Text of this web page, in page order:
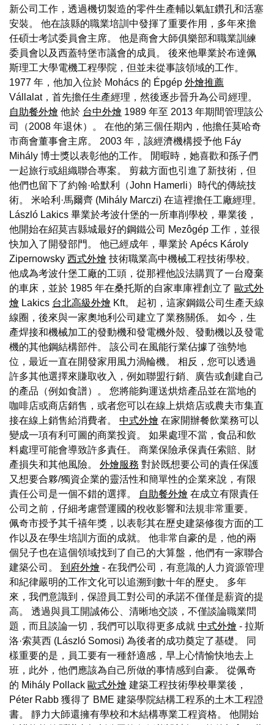
新公司工作，透過機切製造的零件生產輔以氣缸鑽孔和活塞
安裝。 他在該縣的職業培訓中發揮了重要作用，多年來擔
任碩士考試委員會主席。 他是商會大師俱樂部和職業訓練
委員會以及西蓋特堡市議會的成員。 後來他畢業於布達佩
斯理工大學電機工程學院，但並未從事該領域的工作。
1977 年，他加入位於 Mohács 的 Épgép 外燴推薦
Vállalat，首先擔任生產經理，然後逐步晉升為公司經理。
自助餐外燴 他於 台中外燴 1989 年至 2013 年期間管理該公
司（2008 年退休）。 在他的第三個任期內，他擔任莫哈奇
市商會董事會主席。 2003 年，該經濟機構授予他 Fáy
Mihály 博士獎以表彰他的工作。 閒暇時，她喜歡和孫子們
一起旅行或組織聯合專案。 剪裁方面也引進了新技術，但
他們也留下了約翰·哈默利（John Hamerli）時代的傳統技
術。 米哈利·馬爾齊 (Mihály Marczi) 在這裡擔任工廠經理。
László Lakics 畢業於考波什堡的一所車削學校，畢業後，
他開始在紹莫吉縣城最好的鋼鐵公司 Mezôgép 工作，並很
快加入了開發部門。 他已經成年，畢業於 Apécs Károly
Zipernowsky 西式外燴 技術職業高中機械工程技術學校。
他成為考波什堡工廠的工頭，從那裡他設法購買了一台廢棄
的車床，並於 1985 年在桑托斯的自家車庫裡創立了 歐式外
燴 Lakics 台北高級外燴 Kft。 起初，這家鋼鐵公司生產天線
線圈，後來與一家奧地利公司建立了業務關係。 如今，生
產焊接和機械加工的發動機和發電機外殼、發動機以及發電
機的其他鋼結構部件。 該公司在風能行業佔據了強勢地
位，最近一直在開發家用風力渦輪機。 相反，您可以透過
許多其他選擇來賺取收入，例如聯盟行銷、廣告或創建自己
的產品（例如食譜）。 您將能夠運送烘焙產品並在當地的
咖啡店或商店銷售，或者您可以在線上烘焙店或農夫市集直
接在線上銷售給消費者。 中式外燴 在家開辦餐飲業務可以
變成一項有利可圖的商業投資。 如果處理不當，食品和飲
料處理可能會導致許多責任。 商業保險承保責任索賠、財
產損失和其他風險。 外燴服務 對於既想要公司的責任保護
又想要合夥/獨資企業的靈活性和簡單性的企業來說，有限
責任公司是一個不錯的選擇。
自助餐外燴 在成立有限責任
公司之前，仔細考慮營運國的稅收影響和法規非常重要。
佩奇市授予其千禧年獎，以表彰其在歷史建築修復方面的工
作以及在學生培訓方面的成就。 他非常自豪的是，他的兩
個兒子也在這個領域找到了自己的大算盤，他們有一家聯合
建築公司。 到府外燴 - 在我們公司，有意識的人力資源管理
和紀律嚴明的工作文化可以追溯到數十年的歷史。 多年
來，我們意識到，保證員工對公司的承諾不僅僅是薪資的提
高。 透過與員工開誠佈公、清晰地交談，不僅談論職業問
題，而且談論一切，我們可以取得更多成就 中式外燴 - 拉斯
洛·索莫西 (László Somosi) 為後者的成功奠定了基礎。 同
樣重要的是，員工要有一種舒適感，早上心情愉快地去上
班，此外，他們應該為自己所做的事情感到自豪。 從佩奇
的 Mihály Pollack 歐式外燴 建築工程技術學校畢業後，
Péter Rabb 獲得了 BME 建築學院結構工程系的土木工程證
書。 靜力大師還擁有學校和木結構專業工程資格。 他開始